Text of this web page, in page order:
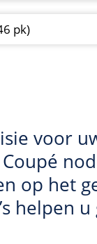
pk)
voor
op het
helpen u